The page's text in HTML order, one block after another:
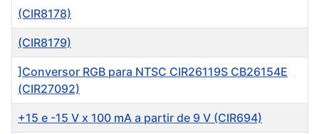
(CIR8178)
(CIR8179)
]Conversor RGB para NTSC CIR26119S CB26154E
(CIR27092)
+15 e -15 V x 100 mA a partir de 9 V (CIR694)